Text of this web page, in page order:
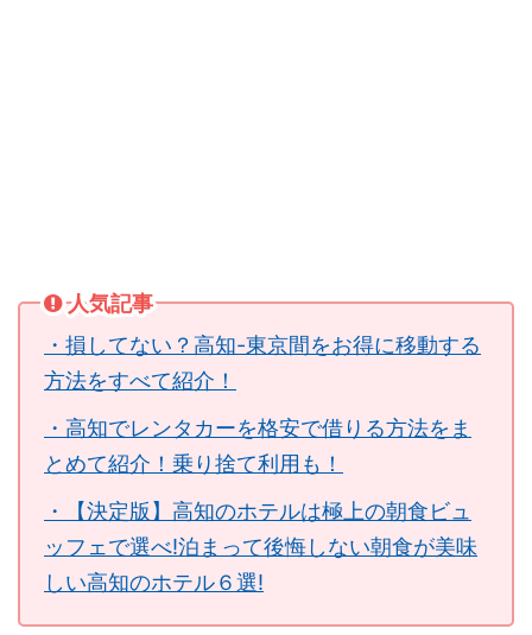
人気記事
・損してない？高知-東京間をお得に移動する
方法をすべて紹介！
・高知でレンタカーを格安で借りる方法をま
とめて紹介！乗り捨て利用も！
・【決定版】高知のホテルは極上の朝食ビュ
ッフェで選べ!泊まって後悔しない朝食が美味
しい高知のホテル６選!